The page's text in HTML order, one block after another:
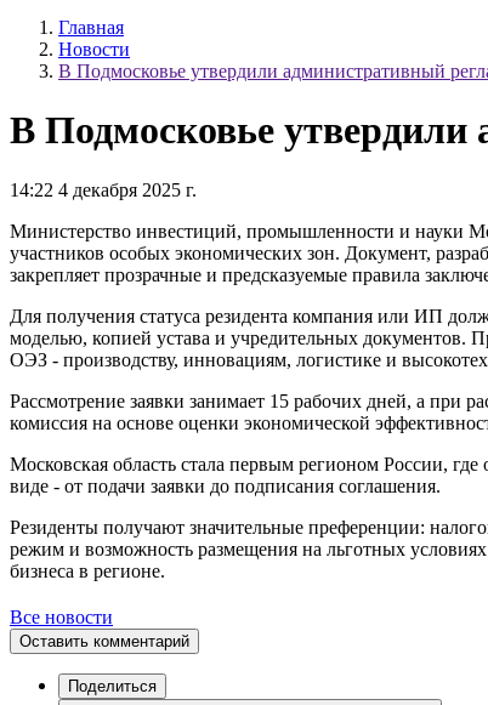
Главная
Новости
В Подмосковье утвердили административный
В Подмосковье утвердили
14:22 4 декабря 2025 г.
Министерство инвестиций, промышленности и науки
участников особых экономических зон. Документ,
закрепляет прозрачные и предсказуемые правила
Для получения статуса резидента компания или ИП
моделью, копией устава и учредительных документов.
ОЭЗ - производству, инновациям, логистике и
Рассмотрение заявки занимает 15 рабочих дней, а при
комиссия на основе оценки экономической
Московская область стала первым регионом России,
виде - от подачи заявки до подписания соглашения.
Резиденты получают значительные преференции:
режим и возможность размещения на льготных
бизнеса в регионе.
Все новости
Оставить комментарий
Поделиться